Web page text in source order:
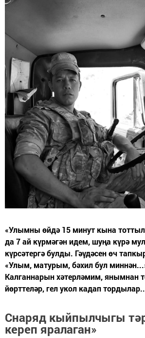
«Улымны өйдә 15 минут кына
да 7 ай күрмәгән идем, шуңа күрә
күрсәтергә булды. Гәүдәсен өч
«Улым, матурым, бәхил бул
Калганнарын хәтерләмим, янымнан
йөрттеләр, гел укол кадап
Снаряд кыйпылчыгы
кереп яралаган»